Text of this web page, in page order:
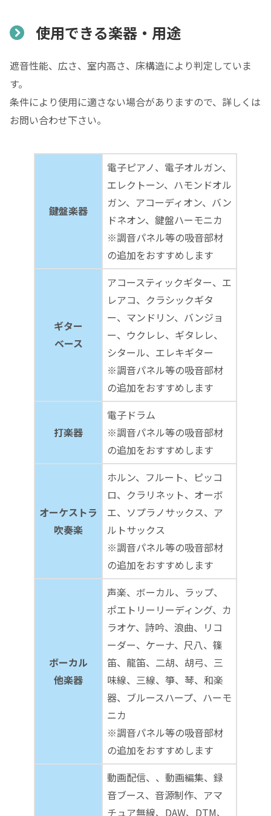
使用できる楽器・用途
遮音性能、広さ、室内高さ、床構造により判定していま
す。
条件により使用に適さない場合がありますので、詳しくは
お問い合わせ下さい。
鍵盤楽器
電子ピアノ、電子オルガン、
エレクトーン、ハモンドオル
ガン、アコーディオン、バン
ドネオン、鍵盤ハーモニカ
※調音パネル等の吸音部材
の追加をおすすめします
ギター
ベース
アコースティックギター、エ
レアコ、クラシックギタ
ー、マンドリン、バンジョ
ー、ウクレレ、ギタレレ、
シタール、エレキギター
※調音パネル等の吸音部材
の追加をおすすめします
打楽器
電子ドラム
※調音パネル等の吸音部材
の追加をおすすめします
オーケストラ
吹奏楽
ホルン、フルート、ピッコ
ロ、クラリネット、オーボ
エ、ソプラノサックス、ア
ルトサックス
※調音パネル等の吸音部材
の追加をおすすめします
ボーカル
他楽器
声楽、ボーカル、ラップ、
ポエトリーリーディング、カ
ラオケ、詩吟、浪曲、リコ
ーダー、ケーナ、尺八、篠
笛、龍笛、二胡、胡弓、三
味線、三線、箏、琴、和楽
器、ブルースハープ、ハーモ
ニカ
※調音パネル等の吸音部材
の追加をおすすめします
動画配信、、動画編集、録
音ブース、音源制作、アマ
チュア無線、DAW、DTM、